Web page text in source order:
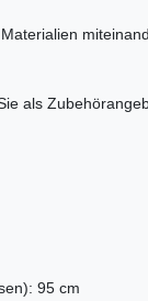
als
95 cm